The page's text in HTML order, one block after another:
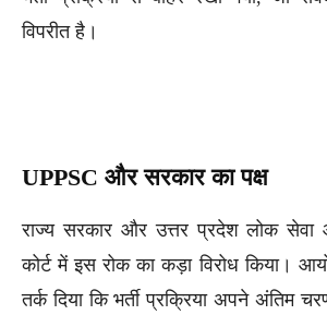
विपरीत है।
UPPSC और सरकार का पक्ष
राज्य सरकार और उत्तर प्रदेश लोक सेवा
कोर्ट में इस रोक का कड़ा विरोध किया।
तर्क दिया कि भर्ती प्रक्रिया अपने अंतिम